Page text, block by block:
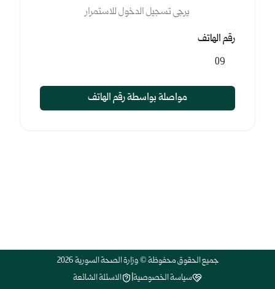
يرجى تسجيل الدخول للاستمرار
رقم الهاتف
مواصلة بواسطة رقم الهاتف
جميع الحقوق محفوظة © وزارة الصحة السورية 2026
سياسة الخصوصية| الاسئلة الشائعة